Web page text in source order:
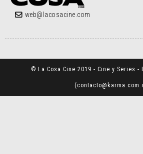
web@lacosacine.com
© La Cosa Cine 2019 - Cine y Series -
(